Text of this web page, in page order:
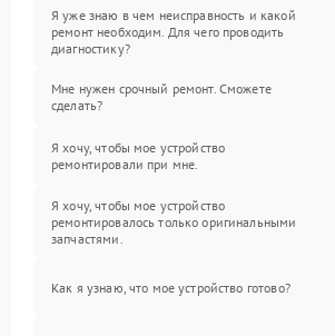
Я уже знаю в чем неисправность и какой
ремонт необходим. Для чего проводить
диагностику?
Мне нужен срочный ремонт. Сможете
сделать?
Я хочу, чтобы мое устройство
ремонтировали при мне.
Я хочу, чтобы мое устройство
ремонтировалось только оригинальными
запчастями.
Как я узнаю, что мое устройство готово?